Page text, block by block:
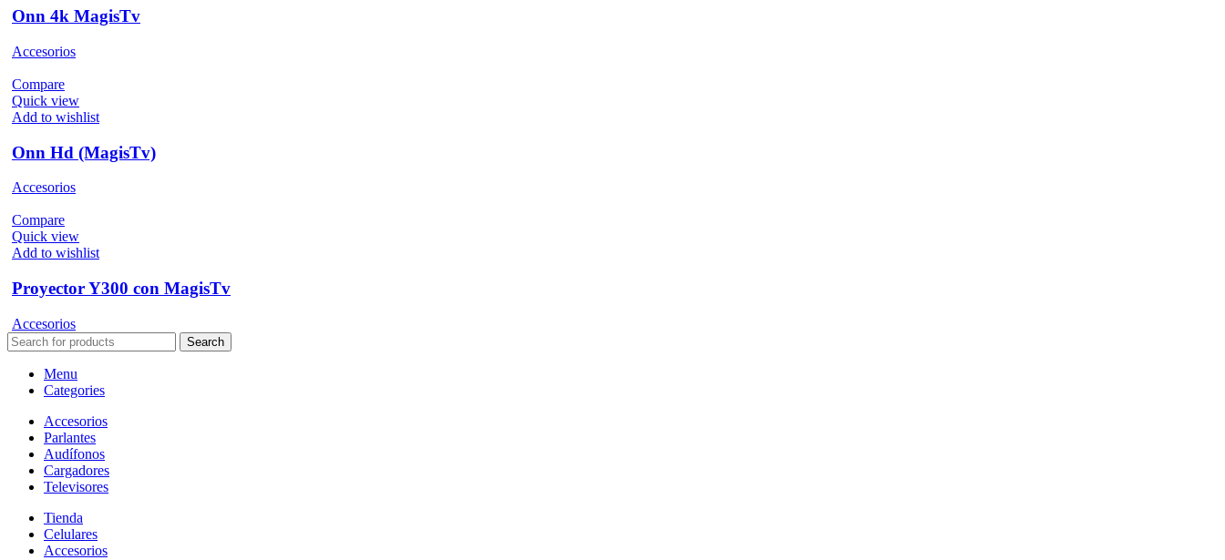
Onn 4k MagisTv
Accesorios
Compare
Quick view
Add to wishlist
Onn Hd (MagisTv)
Accesorios
Compare
Quick view
Add to wishlist
Proyector Y300 con MagisTv
Accesorios
Search
Menu
Categories
Accesorios
Parlantes
Audífonos
Cargadores
Televisores
Tienda
Celulares
Accesorios